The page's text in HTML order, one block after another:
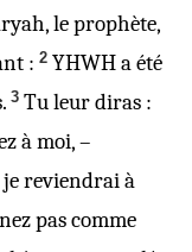
le prophète,
: 2 YHWH a été
3 Tu leur diras :
à moi, –
je reviendrai à
pas comme